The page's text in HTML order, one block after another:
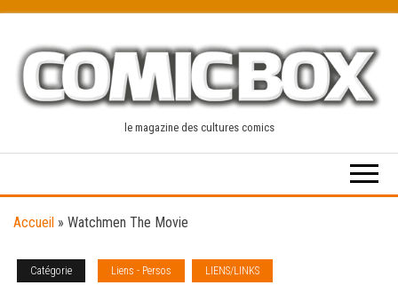
content
le magazine des cultures comics
Accueil » Watchmen The Movie
Catégorie Liens - Persos LIENS/LINKS